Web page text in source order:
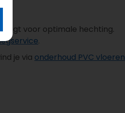
voor optimale hechting.
.
je via onderhoud PVC vloeren